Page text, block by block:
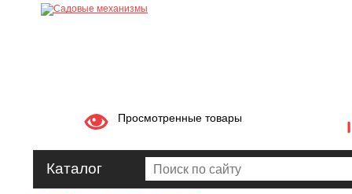
Просмотренные товары
Каталог